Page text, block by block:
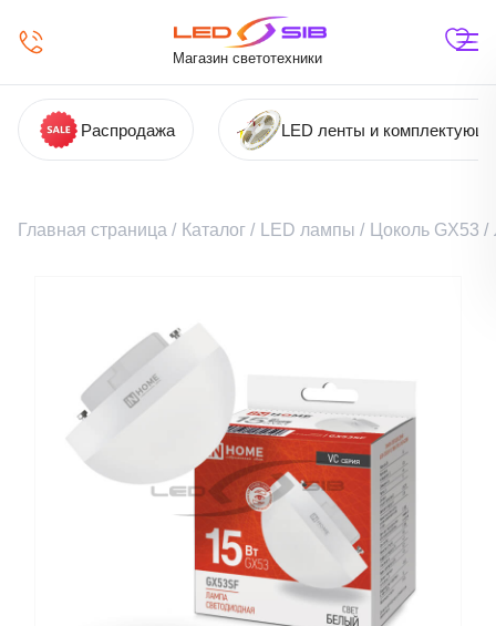
Магазин светотехники
Распродажа LED ленты и
Главная страница / Каталог / LED лампы / Цоколь GX53 /